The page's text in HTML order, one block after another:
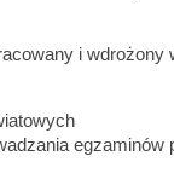
i wdrożony